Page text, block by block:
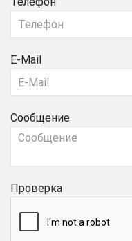
E-Mail
Сообщение
Проверка